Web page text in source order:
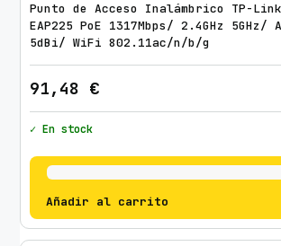
Punto de Acceso Inalámbrico TP-Link
EAP225 PoE 1317Mbps/ 2.4GHz 5GHz/
5dBi/ WiFi 802.11ac/n/b/g
91,48 €
✓ En stock
Añadir al carrito